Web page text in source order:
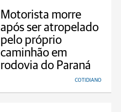
Motorista morre
após ser atropelado
pelo próprio
caminhão em
rodovia do Paraná
COTIDIANO